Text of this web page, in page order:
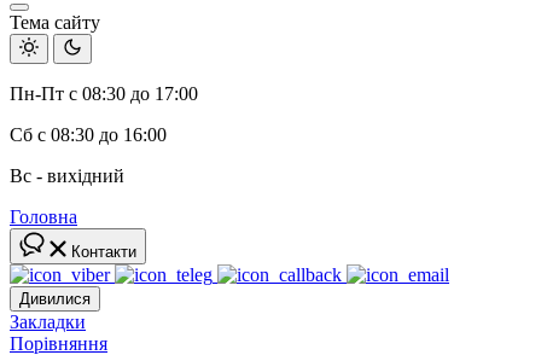
Тема сайту
Пн-Пт с 08:30 до 17:00
Сб с 08:30 до 16:00
Вс - вихідний
Головна
Контакти
Дивилися
Закладки
Порівняння